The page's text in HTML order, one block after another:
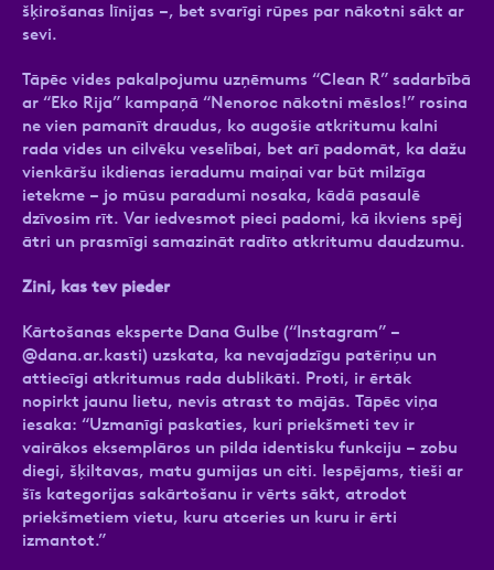
šķirošanas līnijas –, bet svarīgi rūpes par nākotni sākt ar
sevi.
Tāpēc vides pakalpojumu uzņēmums “Clean R” sadarbībā
ar “Eko Rija” kampaņā “Nenoroc nākotni mēslos!” rosina
ne vien pamanīt draudus, ko augošie atkritumu kalni
rada vides un cilvēku veselībai, bet arī padomāt, ka dažu
vienkāršu ikdienas ieradumu maiņai var būt milzīga
ietekme – jo mūsu paradumi nosaka, kādā pasaulē
dzīvosim rīt. Var iedvesmot pieci padomi, kā ikviens spēj
ātri un prasmīgi samazināt radīto atkritumu daudzumu.
Zini, kas tev pieder
Kārtošanas eksperte Dana Gulbe (“Instagram” –
@dana.ar.kasti) uzskata, ka nevajadzīgu patēriņu un
attiecīgi atkritumus rada dublikāti. Proti, ir ērtāk
nopirkt jaunu lietu, nevis atrast to mājās. Tāpēc viņa
iesaka: “Uzmanīgi paskaties, kuri priekšmeti tev ir
vairākos eksemplāros un pilda identisku funkciju – zobu
diegi, šķiltavas, matu gumijas un citi. Iespējams, tieši ar
šīs kategorijas sakārtošanu ir vērts sākt, atrodot
priekšmetiem vietu, kuru atceries un kuru ir ērti
izmantot.”